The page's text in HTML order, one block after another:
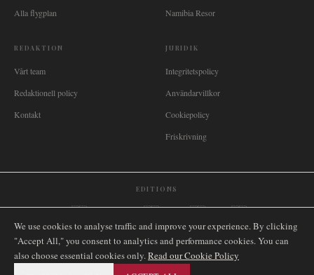
Alla flygplan
Namibia Resor
REDAKTION
Vårt team
Redaktionell policy
Kontakt
JURIDIK
Integritetspolicy
Användarvillkor
Cookiepolicy
Friskrivning
EDITIONS
🌐 International🇬🇧 United Kingdom🇦🇺 Australia🇨🇦 Canada🇳🇿 New Zealand
🇿🇦 South Africa🇸🇬 Singapore 🇩🇪 Deutschland🇳🇱 Nederland🇫🇷 France
🇮🇹 Italia🇪🇸 España 🇧🇷 Brasil🇸🇪 Sverige🇳🇴 Norge🇩🇰 Danmark
We use cookies to analyse traffic and improve your experience. By clicking
"Accept All," you consent to analytics and performance cookies. You can
also choose essential cookies only.Read our Cookie Policy